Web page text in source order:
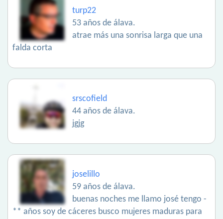
turp22
53 años de álava.
atrae más una sonrisa larga que una
falda corta
srscofield
44 años de álava.
jgjg
joselillo
59 años de álava.
buenas noches me llamo josé tengo -
** años soy de cáceres busco mujeres maduras para